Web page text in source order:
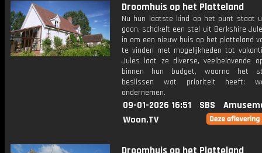
Droomhuis op het Platteland
Nu hun laatste kind op het punt staat
gaan, schakelt een stel uit Berkshire
in om een nieuw huis op het platteland
te vinden met mogelijkheden tot
Jules laat ze diverse, veelbelovende
binnen hun budget, waarna het
beslissen wat prioriteit heeft:
ondernemen.
09-01-2026 16:51 SBS
Woon.TV